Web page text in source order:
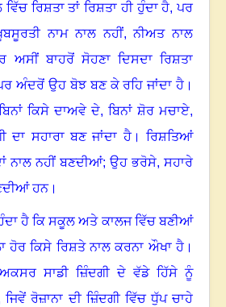
ਰਿਸ਼ਤਾ ਤਾਂ ਰਿਸ਼ਤਾ ਹੀ ਹੁੰਦਾ ਹੈ,ਪਰ
ਨਾਮ ਨਾਲ ਨਹੀਂ,ਨੀਅਤ ਨਾਲ
ਬਾਹਰੋਂ ਸੋਹਣਾ ਦਿਸਦਾ ਰਿਸ਼ਤਾ
ਅੰਦਰੋਂ ਉਹ ਬੋਝ ਬਣ ਕੇ ਰਹਿ ਜਾਂਦਾ ਹੈ।
ਕਿਸੇ ਦਾਅਵੇ ਦੇ, ਬਿਨਾਂ ਸ਼ੋਰ ਮਚਾਏ,
ਦਾ ਸਹਾਰਾ ਬਣ ਜਾਂਦਾ ਹੈ। ਰਿਸ਼ਤਿਆਂ
ਨਾਲ ਨਹੀਂ ਬਣਦੀਆਂ; ਉਹ ਭਰੋਸੇ, ਸਹਾਰੇ
ਹਨ।
ਹੈ ਕਿ ਸਕੂਲ ਅਤੇ ਕਾਲਜ ਵਿੱਚ ਬਣੀਆਂ
ਹੋਰ ਕਿਸੇ ਰਿਸ਼ਤੇ ਨਾਲ ਕਰਨਾ ਔਖਾ ਹੈ।
ਸਾਡੀ ਜ਼ਿੰਦਗੀ ਦੇ ਵੱਡੇ ਹਿੱਸੇ ਨੂੰ
ਜਿਵੇਂ ਰੋਜ਼ਾਨਾ ਦੀ ਜ਼ਿੰਦਗੀ ਵਿੱਚ ਧੁੱਪ ਚਾਹੇ